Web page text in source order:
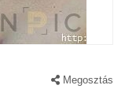
Megosztás